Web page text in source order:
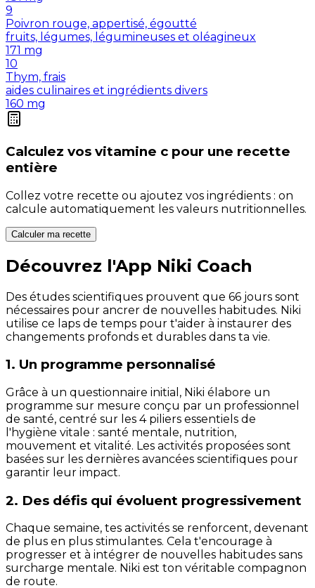
9
Poivron rouge, appertisé, égoutté
fruits, légumes, légumineuses et oléagineux
171 mg
10
Thym, frais
aides culinaires et ingrédients divers
160 mg
Calculez vos vitamine c pour une recette
entière
Collez votre recette ou ajoutez vos ingrédients : on
calcule automatiquement les valeurs nutritionnelles.
Calculer ma recette
Découvrez l'App Niki Coach
Des études scientifiques prouvent que 66 jours sont
nécessaires pour ancrer de nouvelles habitudes. Niki
utilise ce laps de temps pour t'aider à instaurer des
changements profonds et durables dans ta vie.
1. Un programme personnalisé
Grâce à un questionnaire initial, Niki élabore un
programme sur mesure conçu par un professionnel
de santé, centré sur les 4 piliers essentiels de
l'hygiène vitale : santé mentale, nutrition,
mouvement et vitalité. Les activités proposées sont
basées sur les dernières avancées scientifiques pour
garantir leur impact.
2. Des défis qui évoluent progressivement
Chaque semaine, tes activités se renforcent, devenant
de plus en plus stimulantes. Cela t'encourage à
progresser et à intégrer de nouvelles habitudes sans
surcharge mentale. Niki est ton véritable compagnon
de route.